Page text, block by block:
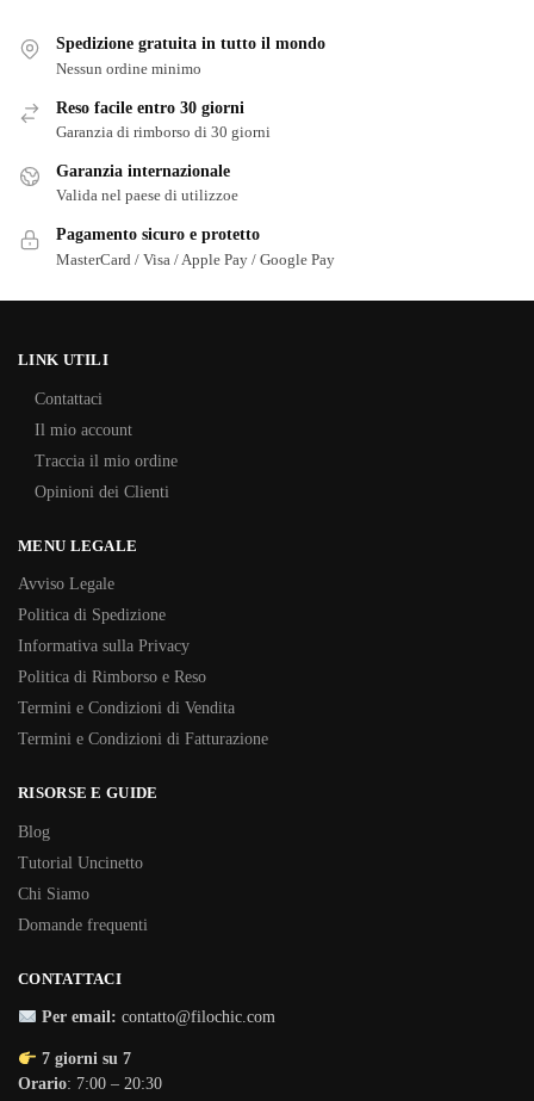
Spedizione gratuita in tutto il mondo
Nessun ordine minimo
Reso facile entro 30 giorni
Garanzia di rimborso di 30 giorni
Garanzia internazionale
Valida nel paese di utilizzoe
Pagamento sicuro e protetto
MasterCard / Visa / Apple Pay / Google Pay
LINK UTILI
Contattaci
Il mio account
Traccia il mio ordine
Opinioni dei Clienti
MENU LEGALE
Avviso Legale
Politica di Spedizione
Informativa sulla Privacy
Politica di Rimborso e Reso
Termini e Condizioni di Vendita
Termini e Condizioni di Fatturazione
RISORSE E GUIDE
Blog
Tutorial Uncinetto
Chi Siamo
Domande frequenti
CONTATTACI
Per email: contatto@filochic.com
7 giorni su 7
Orario: 7:00 – 20:30